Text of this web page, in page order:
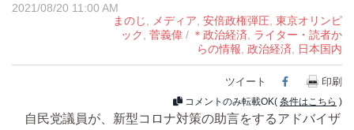
2021/08/20 11:00 AM
まのじ
メディア 安倍政権弾圧 東京オリンピ
ック
菅義偉 / ＊政治経済
ライター・読者か
らの情報 政治経済 日本国内
ツイート Facebook
印刷
コメントのみ転載OK( 条件はこちら )
自民党議員が、新型コロナ対策の助言をするアドバイザ